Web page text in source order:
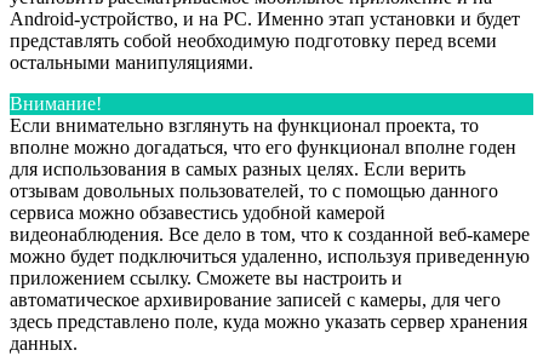
Android-устройство, и на PC. Именно этап установки и будет
представлять собой необходимую подготовку перед всеми
остальными манипуляциями.
Внимание!
Если внимательно взглянуть на функционал проекта, то
вполне можно догадаться, что его функционал вполне годен
для использования в самых разных целях. Если верить
отзывам довольных пользователей, то с помощью данного
сервиса можно обзавестись удобной камерой
видеонаблюдения. Все дело в том, что к созданной веб-камере
можно будет подключиться удаленно, используя приведенную
приложением ссылку. Сможете вы настроить и
автоматическое архивирование записей с камеры, для чего
здесь представлено поле, куда можно указать сервер хранения
данных.